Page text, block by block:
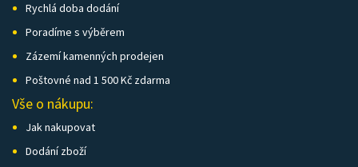
Rychlá doba dodání
Poradíme s výběrem
Zázemí kamenných prodejen
Poštovné nad 1 500 Kč zdarma
Vše o nákupu:
Jak nakupovat
Dodání zboží